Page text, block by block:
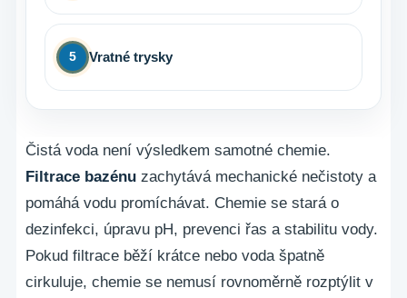
5 Vratné trysky
Čistá voda není výsledkem samotné chemie.
Filtrace bazénu zachytává mechanické nečistoty a
pomáhá vodu promíchávat. Chemie se stará o
dezinfekci, úpravu pH, prevenci řas a stabilitu vody.
Pokud filtrace běží krátce nebo voda špatně
cirkuluje, chemie se nemusí rovnoměrně rozptýlit v